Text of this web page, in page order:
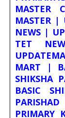
MASTER
MASTER |
NEWS |
TET
MART |
SHIKSHA
BASIC
PRIMARY